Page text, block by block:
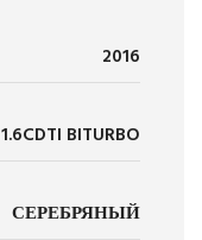
2016
1.6CDTI BITURBO
СЕРЕБРЯНЫЙ